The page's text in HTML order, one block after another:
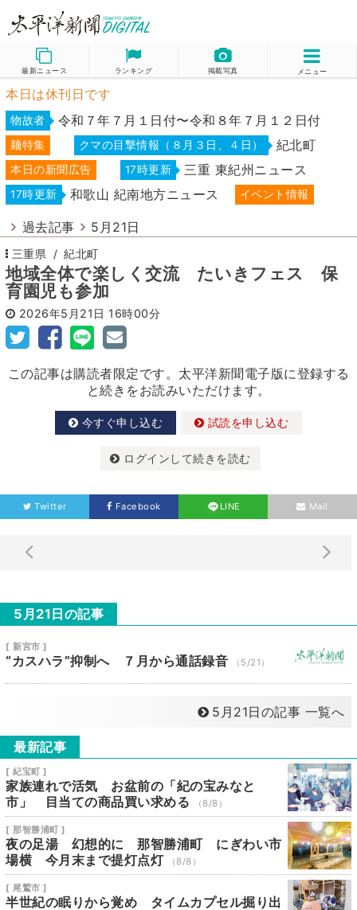
最新ニュース ランキング 掲載写真 メニュー
本日は休刊日です
物故者 令和７年７月１日付〜令和８年７月１２日付
麺特集 クマの目撃情報（８月３日、４日） 紀北町
本日の新聞広告 17時更新 三重 東紀州ニュース
17時更新 和歌山 紀南地方ニュース イベント情報
過去記事 5月21日
三重県 紀北町
地域全体で楽しく交流 たいきフェス 保
育園児も参加
2026年5月21日 16時00分
この記事は購読者限定です。太平洋新聞電子版に登録する
と続きをお読みいただけます。
今すぐ申し込む 試読を申し込む
ログインして続きを読む
Twitter Facebook LINE Mail
5月21日の記事
[ 新宮市 ]
“カスハラ”抑制へ ７月から通話録音 （5/21）
5月21日の記事 一覧へ
最新記事
[ 紀宝町 ]
家族連れで活気 お盆前の「紀の宝みなと
市」 目当ての商品買い求める
（8/8）
[ 那智勝浦町 ]
夜の足湯 幻想的に 那智勝浦町 にぎわい市
場横 今月末まで提灯点灯
（8/8）
[ 尾鷲市 ]
半世紀の眠りから覚め タイムカプセル掘り出